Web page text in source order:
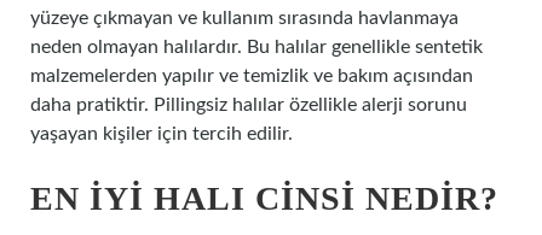
yüzeye çıkmayan ve kullanım sırasında havlanmaya
neden olmayan halılardır. Bu halılar genellikle sentetik
malzemelerden yapılır ve temizlik ve bakım açısından
daha pratiktir. Pillingsiz halılar özellikle alerji sorunu
yaşayan kişiler için tercih edilir.
EN IYI HALI CINSI NEDIR?